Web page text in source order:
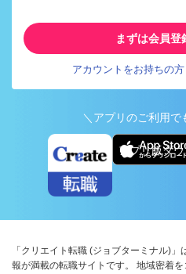
まずは会員登
アカウントをお持ちの
＼アプリのご利用で
アプリ版ダ
「クリエイト転職 (ジョブターミナル)
報が満載の転職サイトです。 地域密着